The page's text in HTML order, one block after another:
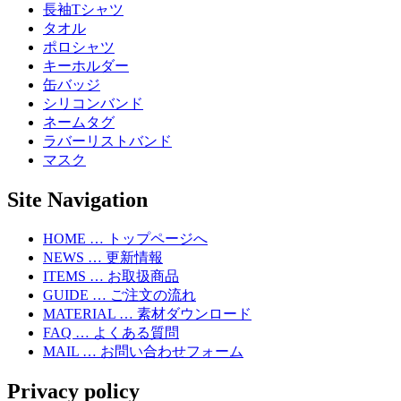
長袖Tシャツ
タオル
ポロシャツ
キーホルダー
缶バッジ
シリコンバンド
ネームタグ
ラバーリストバンド
マスク
Site Navigation
HOME … トップページへ
NEWS … 更新情報
ITEMS … お取扱商品
GUIDE … ご注文の流れ
MATERIAL … 素材ダウンロード
FAQ … よくある質問
MAIL … お問い合わせフォーム
Privacy policy